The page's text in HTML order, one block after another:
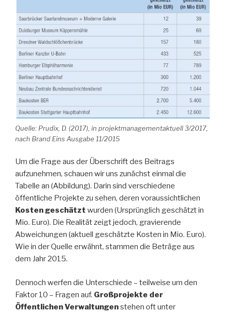
Quelle: Prudix, D. (2017), in projektmanagementaktuell 3/2017,
nach Brand Eins Ausgabe 11/2015
Um die Frage aus der Überschrift des Beitrags
aufzunehmen, schauen wir uns zunächst einmal die
Tabelle an (Abbildung). Darin sind verschiedene
öffentliche Projekte zu sehen, deren voraussichtlichen
Kosten geschätzt wurden (Ursprünglich geschätzt in
Mio. Euro). Die Realität zeigt jedoch, gravierende
Abweichungen (aktuell geschätzte Kosten in Mio. Euro).
Wie in der Quelle erwähnt, stammen die Beträge aus
dem Jahr 2015.
Dennoch werfen die Unterschiede – teilweise um den
Faktor 10 – Fragen auf. Großprojekte der
Öffentlichen Verwaltungenstehen oft unter